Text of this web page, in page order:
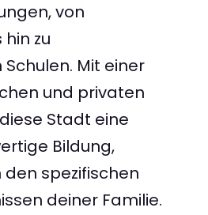
von
zu
Mit einer
und privaten
Stadt eine
Bildung,
spezifischen
deiner Familie.